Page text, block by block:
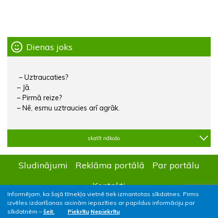
Informējam, ka šajā tīmekļa vietnē tiek izmantotas sīkdatnes. Pirms
izvēles izdarīšanas aicinām iepazīties ar papildus informāciju par
sīkdatnēm – šeit. Piekrītu Nepiekrītu
Dienas joks
– Uztraucaties?
– Jā.
– Pirmā reize?
– Nē, esmu uztraucies arī agrāk.
skatīt nākošo
Sludinājumi Reklāma portālā
Par portālu
Kontakti